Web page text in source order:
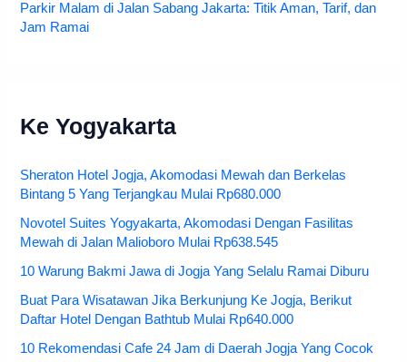
Parkir Malam di Jalan Sabang Jakarta: Titik Aman, Tarif, dan
Jam Ramai
Ke Yogyakarta
Sheraton Hotel Jogja, Akomodasi Mewah dan Berkelas
Bintang 5 Yang Terjangkau Mulai Rp680.000
Novotel Suites Yogyakarta, Akomodasi Dengan Fasilitas
Mewah di Jalan Malioboro Mulai Rp638.545
10 Warung Bakmi Jawa di Jogja Yang Selalu Ramai Diburu
Buat Para Wisatawan Jika Berkunjung Ke Jogja, Berikut
Daftar Hotel Dengan Bathtub Mulai Rp640.000
10 Rekomendasi Cafe 24 Jam di Daerah Jogja Yang Cocok